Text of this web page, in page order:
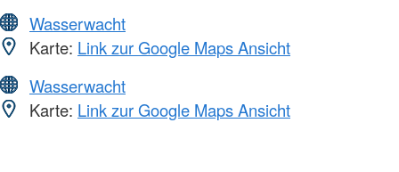
Wasserwacht
Karte: Link zur Google Maps Ansicht
Wasserwacht
Karte: Link zur Google Maps Ansicht